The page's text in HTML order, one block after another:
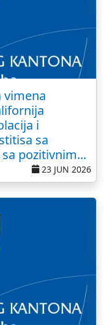
vimena
i
sa
pozitivnim...
23 JUN 2026